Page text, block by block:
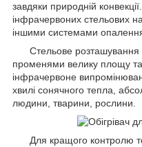
завдяки природній
інфрачервоних стельових
іншими системами
Стельове розташування
променями велику площу
інфрачервоне
хвилі сонячного тепла,
людини, тварини, рослини.
Для кращого контролю